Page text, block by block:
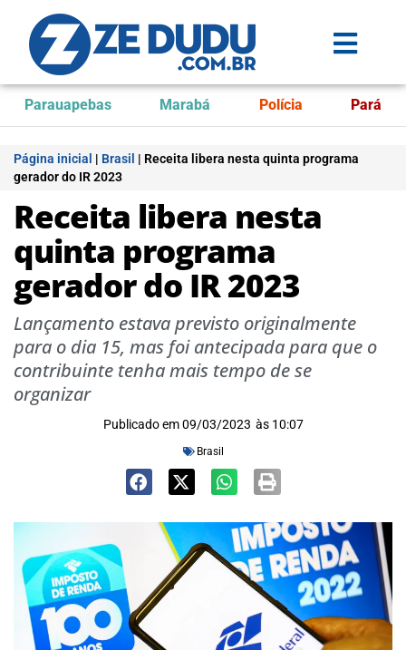
Parauapebas Marabá Polícia Pará
Página inicial | Brasil | Receita libera nesta quinta programa
gerador do IR 2023
Receita libera nesta
quinta programa
gerador do IR 2023
Lançamento estava previsto originalmente
para o dia 15, mas foi antecipada para que o
contribuinte tenha mais tempo de se
organizar
Publicado em 09/03/2023 às 10:07
Brasil